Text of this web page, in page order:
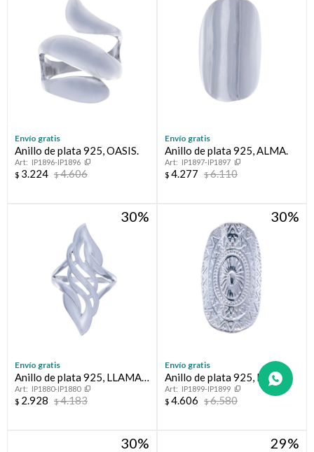
Envío gratis
Anillo de plata 925, OASIS.
IP1896-IP1896
$ 3.224 $4.606
Envío gratis
Anillo de plata 925, ALMA.
IP1897-IP1897
$ 4.277 $6.110
30
Envío gratis
Anillo de plata 925, LLAMA
DE FUEGO:
IP1880-IP1880
$ 2.928 $4.183
30
Envío gratis
Anillo de plata 925, Línea
FLORESSER.
IP1899-IP1899
$ 4.606 $6.580
30 29